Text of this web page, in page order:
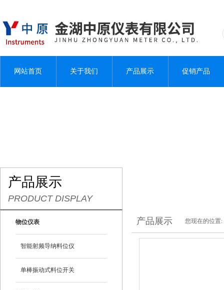
网站首页 关于我们 产品展示 促销产品
产品展示
PRODUCT DISPLAY
物位仪表
智能射频导纳料位仪
单棒振动式料位开关
产品展示 您现在的位置: